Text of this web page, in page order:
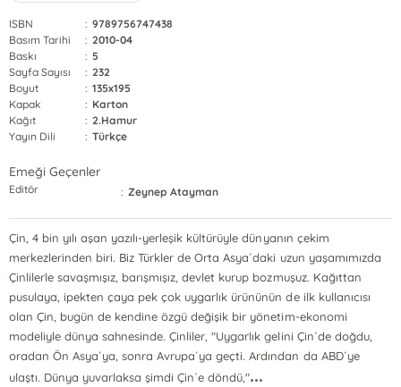
ISBN : 9789756747438
Basım Tarihi
: 2010-04
Baskı
: 5
Sayfa Sayısı
: 232
Boyut
: 135x195
Kapak
: Karton
Kağıt
: 2.Hamur
Yayın Dili
: Türkçe
Emeği Geçenler
Editör : Zeynep Atayman
Çin, 4 bin yılı aşan yazılı-yerleşik kültürüyle dünyanın çekim
merkezlerinden biri. Biz Türkler de Orta Asya´daki uzun yaşamımızda
Çinlilerle savaşmışız, barışmışız, devlet kurup bozmuşuz. Kağıttan
pusulaya, ipekten çaya pek çok uygarlık ürününün de ilk kullanıcısı
olan Çin, bugün de kendine özgü değişik bir yönetim-ekonomi
modeliyle dünya sahnesinde. Çinliler, "Uygarlık gelini Çin´de doğdu,
oradan Ön Asya´ya, sonra Avrupa´ya geçti. Ardından da ABD´ye
ulaştı. Dünya yuvarlaksa şimdi Çin´e döndü,"...